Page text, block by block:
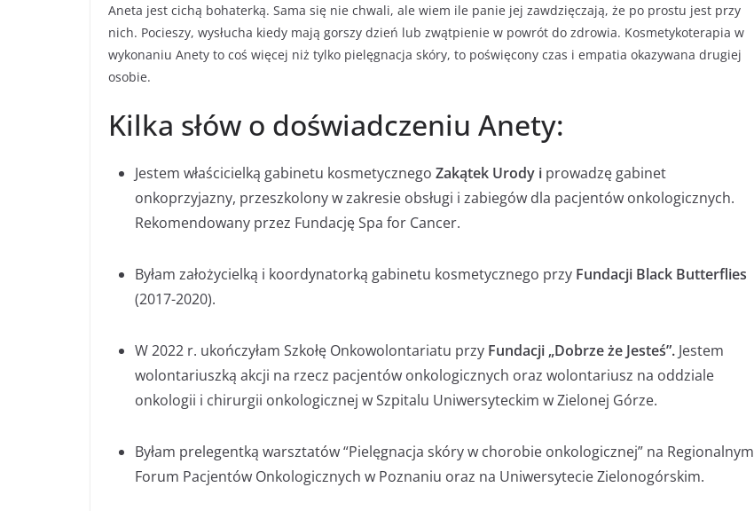
Aneta jest cichą bohaterką. Sama się nie chwali, ale wiem ile panie jej zawdzięczają, że po prostu jest przy
nich. Pocieszy, wysłucha kiedy mają gorszy dzień lub zwątpienie w powrót do zdrowia. Kosmetykoterapia w
wykonaniu Anety to coś więcej niż tylko pielęgnacja skóry, to poświęcony czas i empatia okazywana drugiej
osobie.
Kilka słów o doświadczeniu Anety:
Jestem właścicielką gabinetu kosmetycznego Zakątek Urody i prowadzę gabinet
onkoprzyjazny, przeszkolony w zakresie obsługi i zabiegów dla pacjentów onkologicznych.
Rekomendowany przez Fundację Spa for Cancer.
Byłam założycielką i koordynatorką gabinetu kosmetycznego przy Fundacji Black Butterflies
(2017-2020).
W 2022 r. ukończyłam Szkołę Onkowolontariatu przy Fundacji „Dobrze że Jesteś”. Jestem
wolontariuszką akcji na rzecz pacjentów onkologicznych oraz wolontariusz na oddziale
onkologii i chirurgii onkologicznej w Szpitalu Uniwersyteckim w Zielonej Górze.
Byłam prelegentką warsztatów “Pielęgnacja skóry w chorobie onkologicznej” na Regionalnym
Forum Pacjentów Onkologicznych w Poznaniu oraz na Uniwersytecie Zielonogórskim.